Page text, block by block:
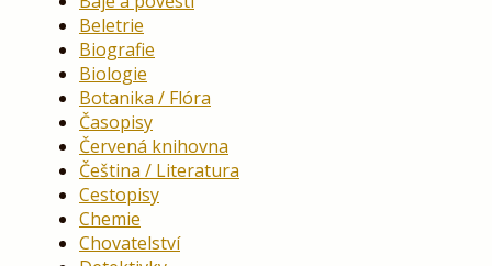
Beletrie
Biografie
Biologie
Botanika / Flóra
Časopisy
Červená knihovna
Čeština / Literatura
Cestopisy
Chemie
Chovatelství